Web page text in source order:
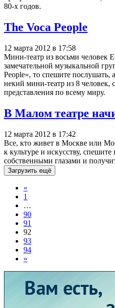
80-х годов.
The Voca People
12 марта 2012 в 17:58
Мини-театр из восьми человек
замечательной музыкальной
People», то спешите послушать,
некий мини-театр из 8 человек,
представления по всему миру.
В Малом театре
12 марта 2012 в 17:42
Все, кто живет в Москве или
к культуре и искусству, спешите
собственными глазами и
Загрузить ещё
«
1
…
90
91
92
93
94
»